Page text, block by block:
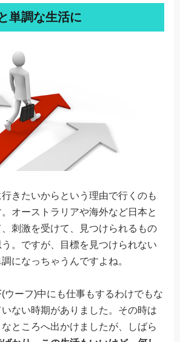
単調な生活に
きたいからという理由で行くのも
オーストラリアや海外など日本と
刺激を受けて、見つけられるもの
。ですが、目標を見つけられない
になっちゃうんですよね。
ウーフ)中にも仕事もするわけでもな
ない時期がありました。その時は
ところへ出かけましたが、しばら